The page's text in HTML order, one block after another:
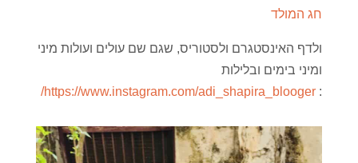
חג המולד
ולדף האינסטגרם ולסטוריס, שגם שם עולים ועולות מיני
ומיני בימים ובלילות
:
https://www.instagram.com/adi_shapira_blooger/